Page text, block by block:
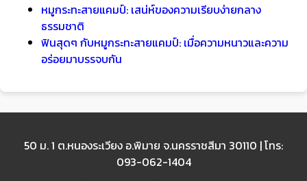
หมูกระทะสายแคมป์: เสน่ห์ของความเรียบง่ายกลาง
ธรรมชาติ
ฟินสุดๆ กับหมูกระทะสายแคมป์: เมื่อความหนาวและความ
อร่อยมาบรรจบกัน
50 ม. 1 ต.หนองระเวียง อ.พิมาย จ.นครราชสีมา 30110 | โทร:
093-062-1404